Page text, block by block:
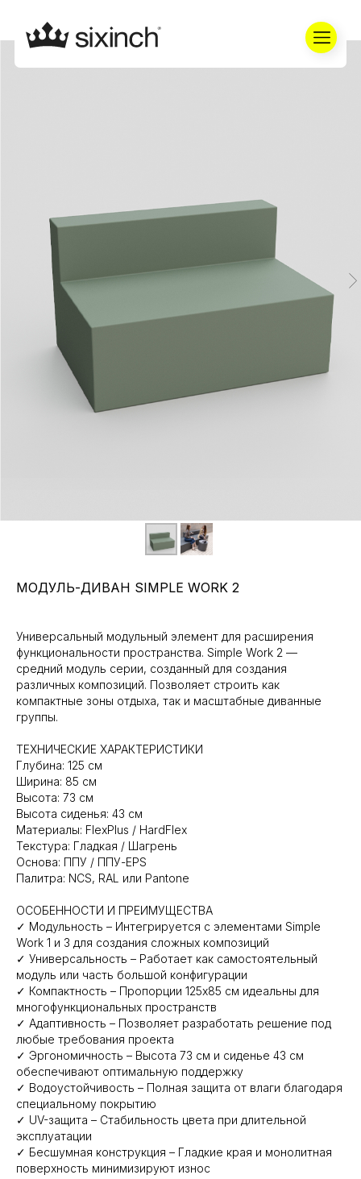
МОДУЛЬ-ДИВАН SIMPLE WORK 2
Универсальный модульный элемент для расширения
функциональности пространства. Simple Work 2 —
средний модуль серии, созданный для создания
различных композиций. Позволяет строить как
компактные зоны отдыха, так и масштабные диванные
группы.
ТЕХНИЧЕСКИЕ ХАРАКТЕРИСТИКИ
Глубина: 125 см
Ширина: 85 см
Высота: 73 см
Высота сиденья: 43 см
Материалы: FlexPlus / HardFlex
Текстура: Гладкая / Шагрень
Основа: ППУ / ППУ-EPS
Палитра: NCS, RAL или Pantone
ОСОБЕННОСТИ И ПРЕИМУЩЕСТВА
✓ Модульность – Интегрируется с элементами Simple
Work 1 и 3 для создания сложных композиций
✓ Универсальность – Работает как самостоятельный
модуль или часть большой конфигурации
✓ Компактность – Пропорции 125х85 см идеальны для
многофункциональных пространств
✓ Адаптивность – Позволяет разработать решение под
любые требования проекта
✓ Эргономичность – Высота 73 см и сиденье 43 см
обеспечивают оптимальную поддержку
✓ Водоустойчивость – Полная защита от влаги благодаря
специальному покрытию
✓ UV-защита – Стабильность цвета при длительной
эксплуатации
✓ Бесшумная конструкция – Гладкие края и монолитная
поверхность минимизируют износ